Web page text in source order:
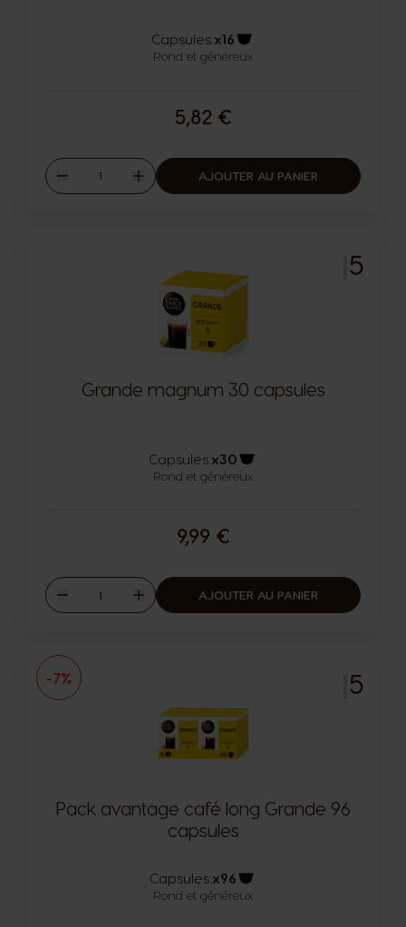
Capsules:x16
Icône capsules
Rond et généreux
5,82 €
Diminuer
Quantité
Augmenter
AJOUTER AU PANIER
INTENSITÉ5
Grande magnum 30 capsules
Capsules:x30
Icône capsules
Rond et généreux
9,99 €
Diminuer
Quantité
Augmenter
AJOUTER AU PANIER
-7% INTENSITÉ5
Pack avantage café long Grande 96
capsules
Capsules:x96
Icône capsules
Rond et généreux